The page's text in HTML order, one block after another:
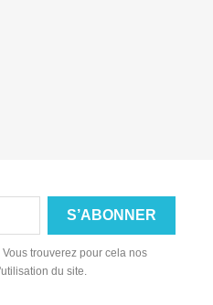
trouverez pour cela nos
du site.